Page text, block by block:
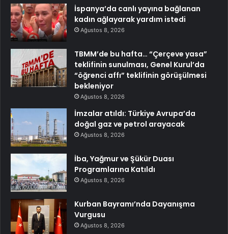
İspanya’da canlı yayına bağlanan
kadın ağlayarak yardım istedi
Ağustos 8, 2026
TBMM’de bu hafta… “Çerçeve yasa”
teklifinin sunulması, Genel Kurul’da
“öğrenci affı” teklifinin görüşülmesi
bekleniyor
Ağustos 8, 2026
İmzalar atıldı: Türkiye Avrupa’da
doğal gaz ve petrol arayacak
Ağustos 8, 2026
İba, Yağmur ve Şükür Duası
Programlarına Katıldı
Ağustos 8, 2026
Kurban Bayramı’nda Dayanışma
Vurgusu
Ağustos 8, 2026